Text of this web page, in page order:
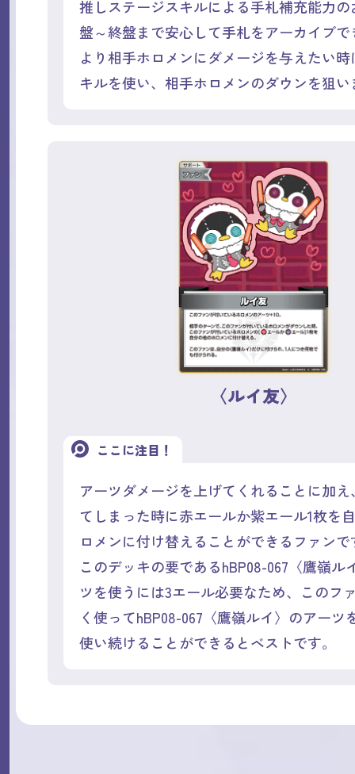
推しステージスキルによる手札補充能力
盤～終盤まで安心して手札をアーカイブ
より相手ホロメンにダメージを与えたい
キルを使い、相手ホロメンのダウンを狙
〈ルイ友〉
ここに注目！
アーツダメージを上げてくれることに加
てしまった時に赤エールか紫エール1枚を
ロメンに付け替えることができるファンで
このデッキの要であるhBP08-067〈鷹嶺ル
ツを使うには3エール必要なため、このフ
く使ってhBP08-067〈鷹嶺ルイ〉のアーツ
使い続けることができるとベストです。